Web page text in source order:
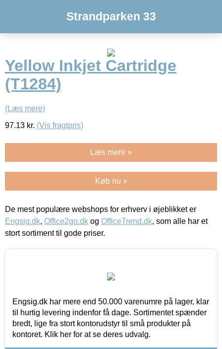
Strandparken 33
Yellow Inkjet Cartridge
(T1284)
(Læs mere)
97.13 kr. (Vis fragtpris)
Læs mere »
Køb nu »
De mest populære webshops for erhverv i øjeblikket er
Engsig.dk, Office2go.dk og OfficeTrend.dk, som alle har et
stort sortiment til gode priser.
Engsig.dk har mere end 50.000 varenumre på lager, klar
til hurtig levering indenfor få dage. Sortimentet spænder
bredt, lige fra stort kontorudstyr til små produkter på
kontoret. Klik her for at se deres udvalg.